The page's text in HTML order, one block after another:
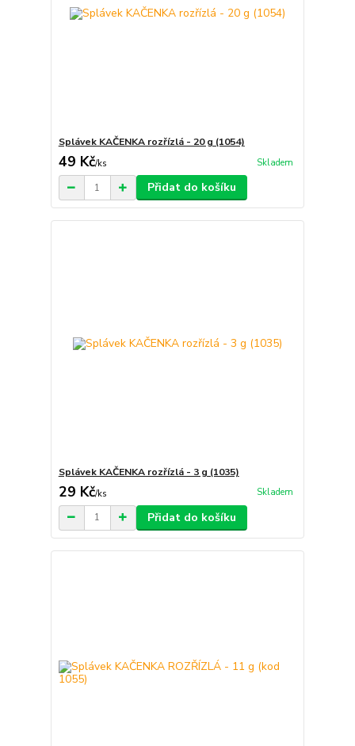
Splávek KAČENKA rozřízlá - 20 g (1054)
49 Kč/ks Skladem
Přidat do košíku
Splávek KAČENKA rozřízlá - 3 g (1035)
29 Kč/ks Skladem
Přidat do košíku